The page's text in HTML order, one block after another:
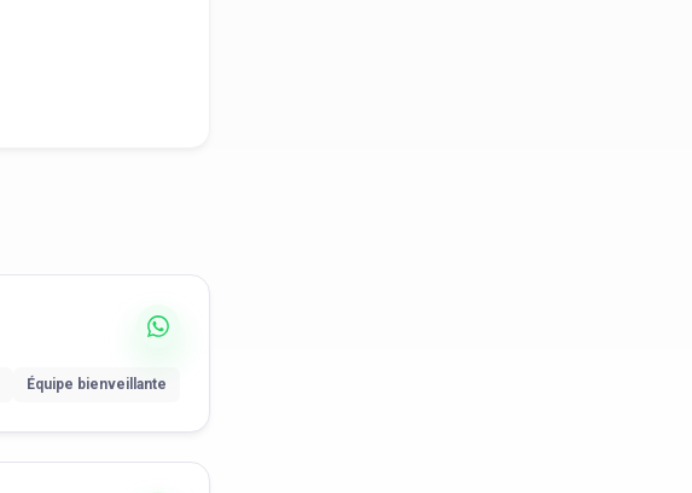
Équipe bienveillante